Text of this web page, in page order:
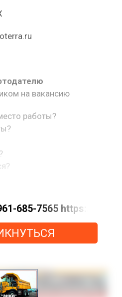
на вакансию
работы?
685-7565 https://